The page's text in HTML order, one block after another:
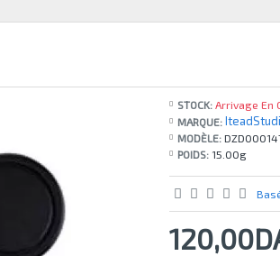
STOCK: Arrivage En
MARQUE:
MODÈLE:
POIDS: 15.00g